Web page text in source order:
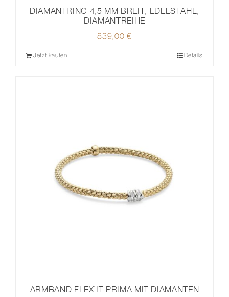
DIAMANTRING 4,5 MM BREIT, EDELSTAHL,
DIAMANTREIHE
839,00 €
Jetzt kaufen Details
ARMBAND FLEX’IT PRIMA MIT DIAMANTEN